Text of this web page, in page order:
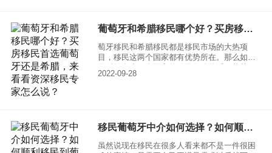
牙移民条件解析！
葡萄牙和希腊移民哪个好？买房移民首选葡萄牙还是希腊，来看看资深移民专家怎么说？
萄牙移民和希腊移民都是移民市场的大热项
目，移民这两个国家都有优势所在。那么如果
移民和希腊移民哪个好？买房移民首选葡萄牙
2022-09-28
移民葡萄牙中介如何选择？如何顺利移民到葡萄牙呢？
虽然说现在移民在很多人看来都不是一件很困